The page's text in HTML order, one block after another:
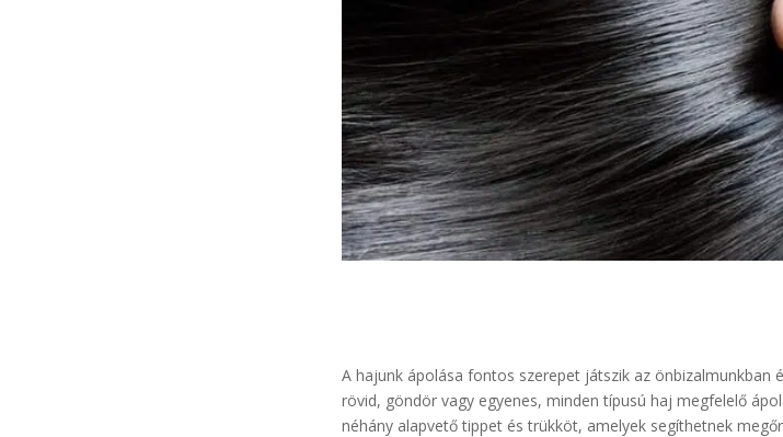
A hajunk ápolása fontos szerepet játszik az önbizalmunkban
rövid, göndör vagy egyenes, minden típusú haj megfelelő
néhány alapvető tippet és trükköt, amelyek segíthetnek